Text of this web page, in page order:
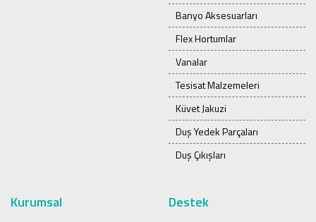
Banyo Aksesuarları
Flex Hortumlar
Vanalar
Tesisat Malzemeleri
Küvet Jakuzi
Duş Yedek Parçaları
Duş Çıkışları
Kurumsal Destek